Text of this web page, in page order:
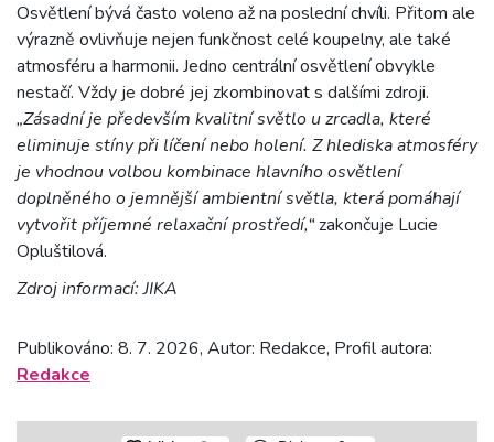
Osvětlení bývá často voleno až na poslední chvíli. Přitom ale
výrazně ovlivňuje nejen funkčnost celé koupelny, ale také
atmosféru a harmonii. Jedno centrální osvětlení obvykle
nestačí. Vždy je dobré jej zkombinovat s dalšími zdroji.
„Zásadní je především kvalitní světlo u zrcadla, které
eliminuje stíny při líčení nebo holení. Z hlediska atmosféry
je vhodnou volbou kombinace hlavního osvětlení
doplněného o jemnější ambientní světla, která pomáhají
vytvořit příjemné relaxační prostředí,“zakončuje Lucie
Opluštilová.
Zdroj informací: JIKA
Publikováno: 8. 7. 2026, Autor: Redakce, Profil autora:
Redakce